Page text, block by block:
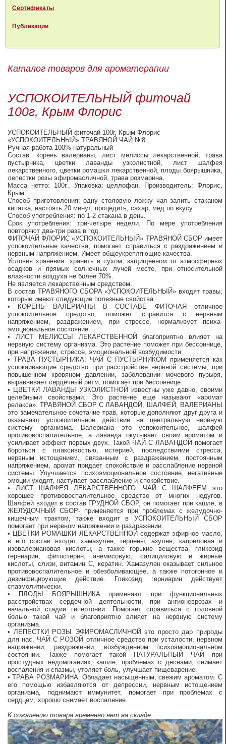
Сертификаты
Публикации
Каталог товаров для ароматерапии
УСПОКОИТЕЛЬНЫЙ фиточай
100г, Крым Флорис
УСПОКОИТЕЛЬНЫЙ фиточай 100г, Крым Флорис
«УСПОКОИТЕЛЬНЫЙ» ТРАВЯНОЙ ЧАЙ №8
Ручная работа 100% натуральный
Состав: корень валерианы, лист мелиссы лекарственной, трава
пустырника, цветки лаванды узколистной, лист шалфея
лекарственного, цветки ромашки лекарственной, плоды боярышника,
лепестки розы эфиромасличной, трава розмарина.
Масса нетто: 100г., Упаковка: целлофан, Производитель: Флорис,
Крым.
Способ приготовления: одну столовую ложку чая залить стаканом
кипятка, настоять 20 минут, процедить, сахар, мёд по вкусу.
Способ употребления: по 1-2 стакана в день.
Срок употребления: три-четыре недели. По мере употребления
повторяют два-три раза в год.
ФИТОЧАЙ ФЛОРИС «УСПОКОИТЕЛЬНЫЙ» ТРАВЯНОЙ СБОР имеет
успокоительные качества, помогает справиться с раздражением и
нервным напряжением. Имеет общеукрепляющие качества.
Условия хранения: хранить в сухом, защищенном от атмосферных
осадков и прямых солнечных лучей месте, при относительной
влажности воздуха не более 70%.
Не является лекарственным средством.
В состав ТРАВЯНОГО СБОРА «УСПОКОИТЕЛЬНЫЙ» входят травы,
которые имеют следующие полезные свойства:
• КОРЕНЬ ВАЛЕРИАНЫ В СОСТАВЕ ФИТОЧАЯ отличное
успокоительное средство, поможет справится с нервным
напряжением, раздражением, при стрессе, нормализует психа-
эмоциональное состояние.
• ЛИСТ МЕЛИССЫ ЛЕКАРСТВЕННОЙ благоприятно влияет на
нервную систему организма. Это растение поможет при бессоннице,
при напряжении, стрессе, эмоциональной возбудимости.
• ТРАВА ПУСТЫРНИКА. ЧАЙ С ПУСТЫРНИКОМ применяется как
успокаивающие средство при расстройстве нервной системы, при
повышенном кровяном давлении, заболевании мочевого пузыря,
выравнивает сердечный ритм, помогает при бессоннице.
• ЦВЕТКИ ЛАВАНДЫ УЗКОЛИСТНОЙ известны уже давно, своими
целебными свойствами. Это растение еще называют «аромат
релакса». ТРАВЯНОЙ СБОР С ЛАВАНДОЙ, ШАЛФЕЙ, ВАЛЕРИАНЫ
это замечательное сочетание трав, которые дополняют друг друга и
оказывают успокоительное действие на центральную нервную
систему организма. Валериана это успокоительное, шалфей
противовоспалительное, а лаванда окутывает своим ароматом и
усиливает эффект первых двух. Такой ЧАЙ С ЛАВАНДОЙ помогает
бороться с плаксивостью, истерией, последствиями стресса,
нервным истощением, связанным с раздражением, постоянным
напряжением, аромат придает спокойствие и расслабление нервной
системы. Улучшается психоэмоциональное состояние, негативные
эмоции уходят, наступает расслабление и спокойствие.
• ЛИСТ ШАЛФЕЯ ЛЕКАРСТВЕННОГО. ЧАЙ С ШАЛФЕЕМ это
хорошее противовоспалительное средство от многих недугов.
Шалфей входит в состав ГРУДНОЙ СБОР, он помогает при кашле, в
ЖЕЛУДОЧНЫЙ СБОР- применяется при проблемах с желудочно-
кишечным трактом, также входит в УСПОКОИТЕЛЬНЫЙ СБОР
помогает при нервном напряжении и раздражении.
• ЦВЕТКИ РОМАШКИ ЛЕКАРСТВЕННОЙ содержат эфирное масло,
в его состав входят хамазулен, терпены, азулен, каприловая и
изовалериановая кислоты, а также горькие вещества, гликозид
герниарин, фитостерин, анемисовую, салициловую и жирные
кислоты, слизи, витамин С, кератин. Хамазулен оказывает сильное
противовоспалительное и обезболивающее, а также потогонное и
дезинфицирующие действие. Гликозид герниарин действует
спазмолитически.
• ПЛОДЫ БОЯРЫШНИКА применяют при функциональных
расстройствах сердечной деятельности, при ангионеврозах и
начальной стадии гипертонии. Помогает справиться с головной
болью такой чай и благоприятно влияет на нервную систему
организма.
• ЛЕПЕСТКИ РОЗЫ ЭФИРОМАСЛИЧНОЙ это просто дар природы
для нас. ЧАЙ С РОЗОЙ отличное средство при усталости, нервном
напряжении, раздражении, возбужденном психоэмоциональном
состоянии. Также помогает такой НАТУРАЛЬНЫЙ ЧАЙ при
простудных недомоганиях, кашле, проблемах с дёснами, снимает
воспаления и спазмы, утоляет боль, улучшает пищеварение.
• ТРАВА РОЗМАРИНА. Обладает насыщенным, свежим ароматом. С
его помощью избавляются от депрессии, нервным истощением
организма, поднимают иммунитет, помогает при проблемах с
сердцем, хорошо снимает воспаление.
К сожалению товара временно нет на складе